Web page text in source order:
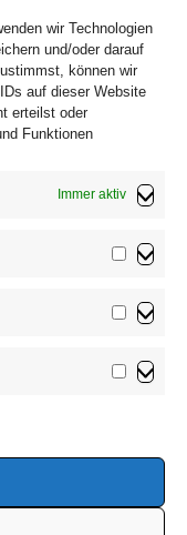
wir Technologien
und/oder darauf
können wir
auf dieser Website
erteilst oder
Funktionen
Immer aktiv